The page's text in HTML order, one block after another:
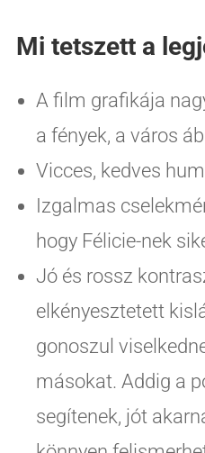
Mi tetszett a
A film grafikája
a fények, a város
Vicces, kedves
Izgalmas
hogy Félicie-nek
Jó és rossz
elkényesztetett
gonoszul
másokat. Addig a
segítenek, jót